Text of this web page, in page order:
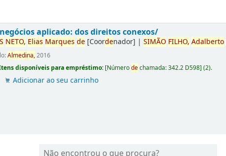
aplicado: dos direitos conexos/
NETO, Elias Marques de [Coordenador] |SIMÃO FILHO, Adalberto
Almedina,2016
disponíveis para empréstimo: [Númerodechamada:342.2 D598](2).
Adicionar ao seu carrinho